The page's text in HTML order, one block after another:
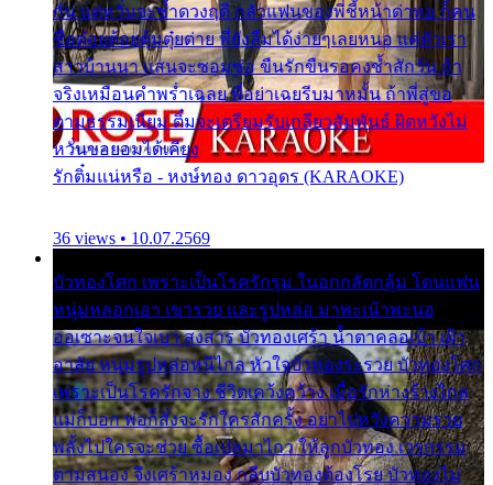
กัน แต่หวั่นจะช้ำดวงฤดี กลัวแฟนของพี่ชี้หน้าด่าทอ ก็คน
ชื่อต๋อยต้อยตุ้มตุ๋ยต่าย พี่ยังลืมได้ง่ายๆเลยหนอ แค่ตัวเรา
สาวบ้านนา แสนจะซอมซ่อ ขืนรักขืนรอคงช้ำสักวัน ถ้า
จริงเหมือนคำพร่ำเฉลย พี่อย่าเฉยรีบมาหมั้น ถ้าพี่สู่ขอ
ตามธรรมเนียม ติ๋มจะเตรียมรับเกลียวสัมพันธ์ ผิดหวังไม่
หวั่นขอยอมได้เคียง
รักติ๋มแน่หรือ - หงษ์ทอง ดาวอุดร (KARAOKE)
36 views • 10.07.2569
บัวทองโศก เพราะเป็นโรครักรุม ในอกกลัดกลุ้ม โดนแฟน
หนุ่มหลอกเอา เขารวย และรูปหล่อ มาพะเน้าพะนอ
ออเซาะจนใจเบา สงสาร บัวทองเศร้า น้ำตาคลอเบ้า เฝ้า
อาลัย หนุ่มรูปหล่อหนีไกล หัวใจบัวทองระรวย บัวทองโศก
เพราะเป็นโรครักจาง ชีวิตเคว้งคว้าง เมื่อรักห่างร้างไกล
แม่ก็บอก พ่อก็สั่งจะรักใครสักครั้ง อย่าไปหวังความรวย
พลั้งไปใครจะช่วย ซื้อเปลมาไกว ให้ลูกบัวทอง เวรกรรม
ตามสนอง จึงเศร้าหมอง กลีบบัวทองต้องโรย บัวทองไม่